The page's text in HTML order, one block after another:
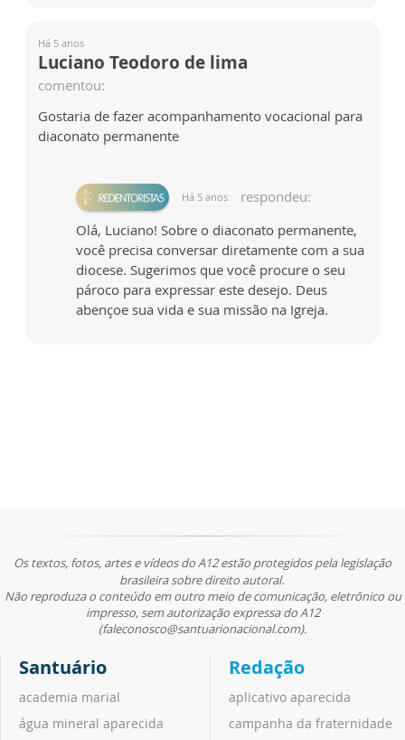
Há 5 anos
Luciano Teodoro de lima
comentou:
Gostaria de fazer acompanhamento vocacional para
diaconato permanente
Há 5 anos
respondeu:
Olá, Luciano! Sobre o diaconato permanente,
você precisa conversar diretamente com a sua
diocese. Sugerimos que você procure o seu
pároco para expressar este desejo. Deus
abençoe sua vida e sua missão na Igreja.
Os textos, fotos, artes e vídeos do A12 estão protegidos pela legislação
brasileira sobre direito autoral.
Não reproduza o conteúdo em outro meio de comunicação, eletrônico ou
impresso, sem autorização expressa do A12
(faleconosco@santuarionacional.com).
Santuário
academia marial
água mineral aparecida
Redação
aplicativo aparecida
campanha da fraternidade